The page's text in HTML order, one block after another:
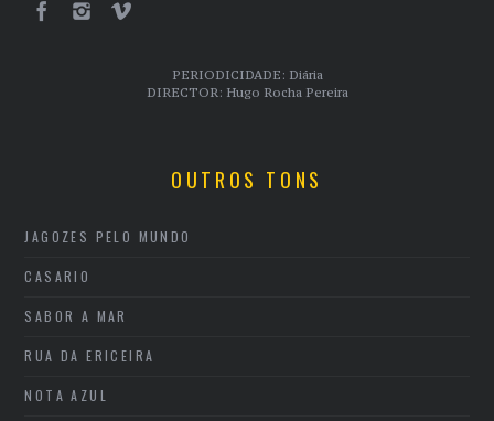
PERIODICIDADE: Diária
DIRECTOR: Hugo Rocha Pereira
OUTROS TONS
JAGOZES PELO MUNDO
CASARIO
SABOR A MAR
RUA DA ERICEIRA
NOTA AZUL